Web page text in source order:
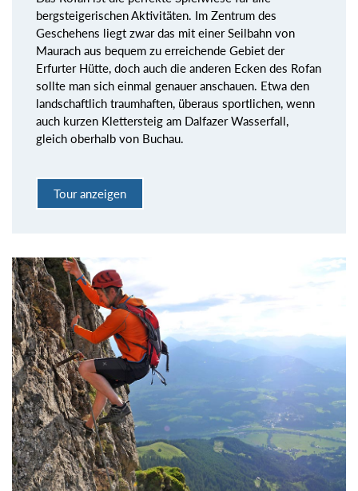
bergsteigerischen Aktivitäten. Im Zentrum des
Geschehens liegt zwar das mit einer Seilbahn von
Maurach aus bequem zu erreichende Gebiet der
Erfurter Hütte, doch auch die anderen Ecken des Rofan
sollte man sich einmal genauer anschauen. Etwa den
landschaftlich traumhaften, überaus sportlichen, wenn
auch kurzen Klettersteig am Dalfazer Wasserfall,
gleich oberhalb von Buchau.
Tour anzeigen